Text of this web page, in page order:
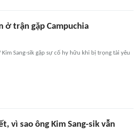
ở trận gặp Campuchia
Sang-sik gặp sự cố hy hữu khi bị trọng tài yêu
vì sao ông Kim Sang-sik vẫn